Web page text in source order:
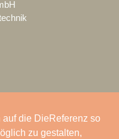
auf die DieReferenz so
zu gestalten,